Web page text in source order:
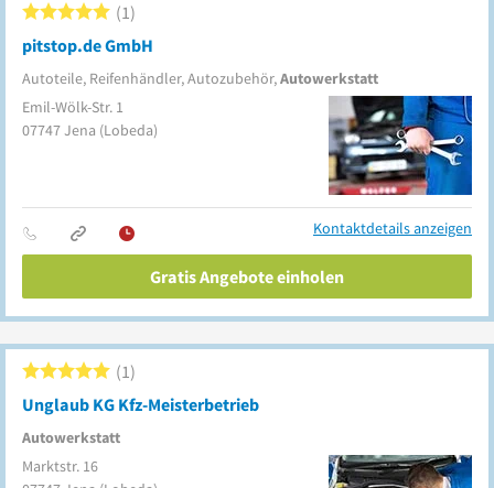
pitstop.de GmbH
Autoteile, Reifenhändler, Autozubehör,Autowerkstatt
1
Emil-Wölk-Str. 1
07747Jena (Lobeda)
Kontaktdetails anzeigen
Gratis Angebote einholen
Unglaub KG Kfz-Meisterbetrieb
Autowerkstatt
1
Marktstr. 16